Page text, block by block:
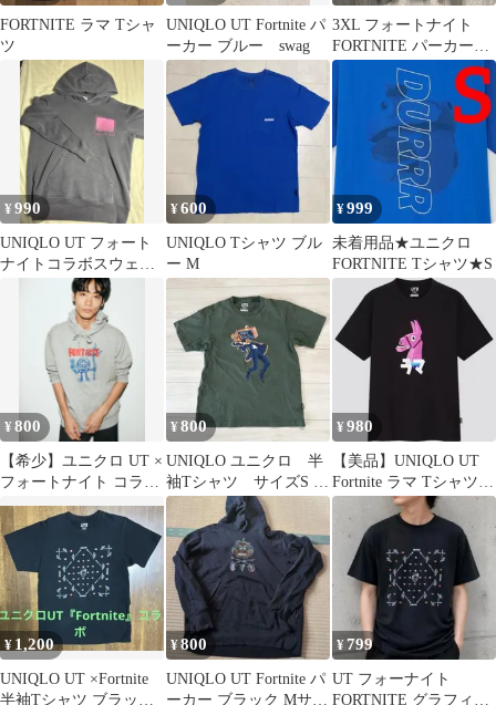
FORTNITE ラマ Tシャ
ツ
UNIQLO UT Fortnite パ
ーカー ブルー swag
3XL フォートナイト
FORTNITE パーカー
UNIQLO
¥990
UNIQLO UT フォート
ナイトコラボスウェッ
トパーカー M 黒 DJヨ
¥600
UNIQLO Tシャツ ブル
ー M
¥999
未着用品★ユニクロ
FORTNITE Tシャツ★S
¥800
​【希少】ユニクロ UT ×
フォートナイト コラボ
パーカー グレー M 魚
男
¥800
UNIQLO ユニクロ 半
袖Tシャツ サイズS グ
リーン緑 FORTNITE
¥980
【美品】UNIQLO UT
Fortnite ラマ Tシャツ
ブラック M
¥ 1,200
UNIQLO UT ×Fortnite
半袖Tシャツ ブラックS
¥800
UNIQLO UT Fortnite パ
ーカー ブラック Mサイ
¥799
UT フォーナイト
FORTNITE グラフィッ